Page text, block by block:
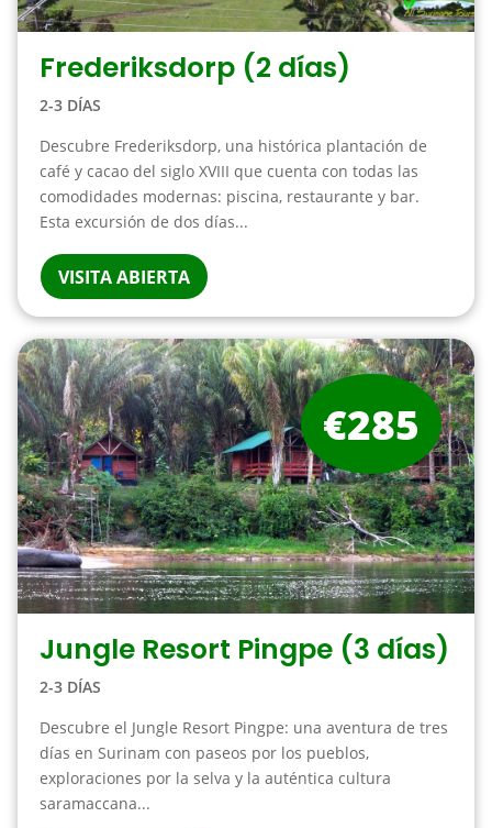
Frederiksdorp (2 días)
2-3 DÍAS
Descubre Frederiksdorp, una histórica plantación de
café y cacao del siglo XVIII que cuenta con todas las
comodidades modernas: piscina, restaurante y bar.
Esta excursión de dos días...
VISITA ABIERTA
Jungle Resort Pingpe (3 días)
2-3 DÍAS
Descubre el Jungle Resort Pingpe: una aventura de tres
días en Surinam con paseos por los pueblos,
exploraciones por la selva y la auténtica cultura
saramaccana...
€285